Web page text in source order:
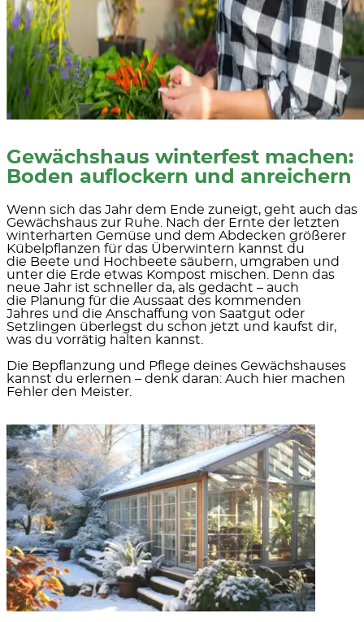
Gewächshaus winterfest machen:
Boden auflockern und anreichern
Wenn sich das Jahr dem Ende zuneigt, geht auch das
Gewächshaus zur Ruhe. Nach der Ernte der letzten
winterharten Gemüse und dem Abdecken größerer
Kübelpflanzen für das Überwintern kannst du
die Beete und Hochbeete säubern, umgraben und
unter die Erde etwas Kompost mischen. Denn das
neue Jahr ist schneller da, als gedacht – auch
die Planung für die Aussaat des kommenden
Jahres und die Anschaffung von Saatgut oder
Setzlingen überlegst du schon jetzt und kaufst dir,
was du vorrätig halten kannst.
Die Bepflanzung und Pflege deines Gewächshauses
kannst du erlernen – denk daran: Auch hier machen
Fehler den Meister.